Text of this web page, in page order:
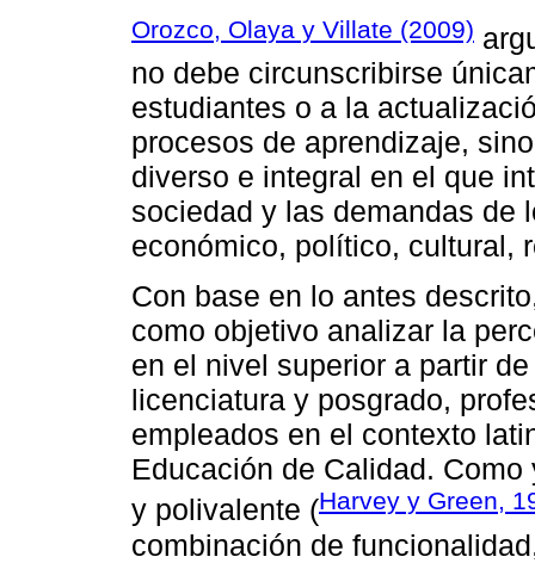
Orozco, Olaya y Villate (2009)
no debe circunscribirse
estudiantes o a la
procesos de aprendizaje,
diverso e integral en el que
sociedad y las demandas de
económico, político, cultural,
Con base en lo antes
como objetivo analizar la
en el nivel superior a partir
licenciatura y posgrado,
empleados en el contexto
Educación de Calidad.
y polivalente (Harvey y Green,
combinación de